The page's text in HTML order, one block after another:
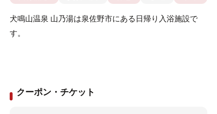
犬鳴山温泉 山乃湯は泉佐野市にある日帰り入浴施設で
す。
クーポン・チケット